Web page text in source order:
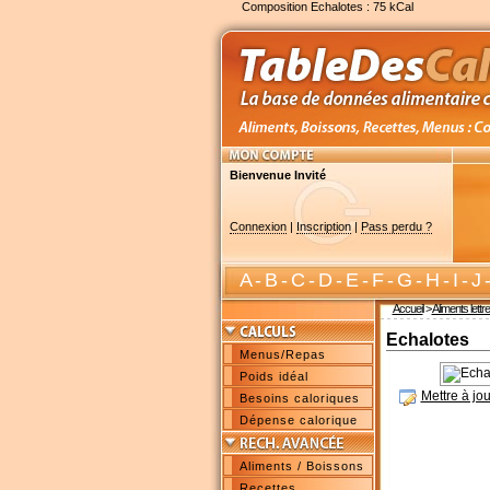
Composition Echalotes : 75 kCal
Bienvenue Invité
Connexion| Inscription| Pass perdu ?
A-B-C-D-E-F-G-H-I-J
Accueil>Aliments
Menus/Repas
Poids idéal
Besoins caloriques
Dépense calorique
Aliments / Boissons
Echalotes
Mettre à